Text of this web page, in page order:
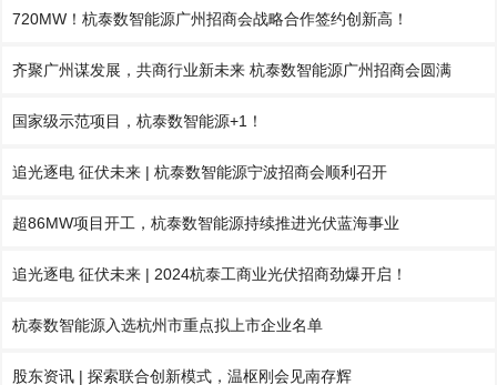
720MW！杭泰数智能源广州招商会战略合作签约创新高！
齐聚广州谋发展，共商行业新未来 杭泰数智能源广州招商会圆满
国家级示范项目，杭泰数智能源+1！
追光逐电 征伏未来 | 杭泰数智能源宁波招商会顺利召开
超86MW项目开工，杭泰数智能源持续推进光伏蓝海事业
追光逐电 征伏未来 | 2024杭泰工商业光伏招商劲爆开启！
杭泰数智能源入选杭州市重点拟上市企业名单
股东资讯 | 探索联合创新模式，温枢刚会见南存辉